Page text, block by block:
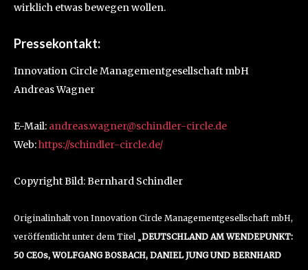
wirklich etwas bewegen wollen.
Pressekontakt:
Innovation Circle Managementgesellschaft mbH
Andreas Wagner
E-Mail: andreas.wagner@schindler-circle.de
Web:https://schindler-circle.de/
Copyright Bild: Bernhard Schindler
Originalinhalt von Innovation Circle Managementgesellschaft mbH,
veröffentlicht unter dem Titel „ DEUTSCHLAND AM WENDEPUNKT:
50 CEOs, WOLFGANG BOSBACH, DANIEL JUNG UND BERNHARD